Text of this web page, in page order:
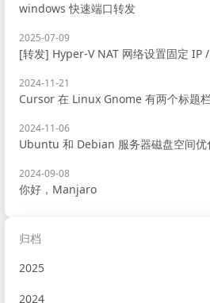
windows 快速端口转发
2025-07-09
[转发] Hyper-V NAT 网络设置固定 IP
2024-11-21
Cursor 在 Linux Gnome 有两个标题
2024-11-06
Ubuntu 和 Debian 服务器磁盘空间优
2024-09-08
你好，Manjaro
归档
2025
2024